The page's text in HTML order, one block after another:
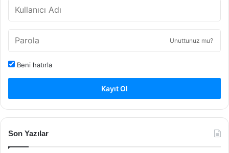
Unuttunuz mu?
Beni hatırla
Kayıt Ol
Son Yazılar